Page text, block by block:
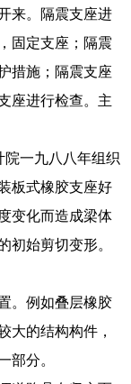
来。隔震支座进
固定支座；隔震
措施；隔震支座
座进行检查。主
院一九八八年组织
板式橡胶支座好
变化而造成梁体
初始剪切变形。
。例如叠层橡胶
大的结构构件，
部分。